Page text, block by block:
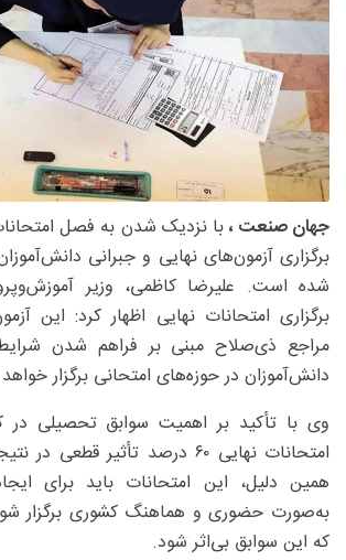
جهان صنعت ،با نزدیک شدن به فصل
برگزاری آزمون‌های نهایی و جبرانی
شده است. علیرضا کاظمی، وزیر
برگزاری امتحانات نهایی اظهار کرد: این
مراجع ذی‌صلاح مبنی بر فراهم شدن
دانش‌آموزان در حوزه‌های امتحانی برگزار
وی با تأکید بر اهمیت سوابق تحصیلی در
امتحانات نهایی ۶۰ درصد تأثیر
همین دلیل، این امتحانات باید برای
به‌صورت حضوری و هماهنگ کشوری برگزار
که این سوابق بی‌اثر شود.